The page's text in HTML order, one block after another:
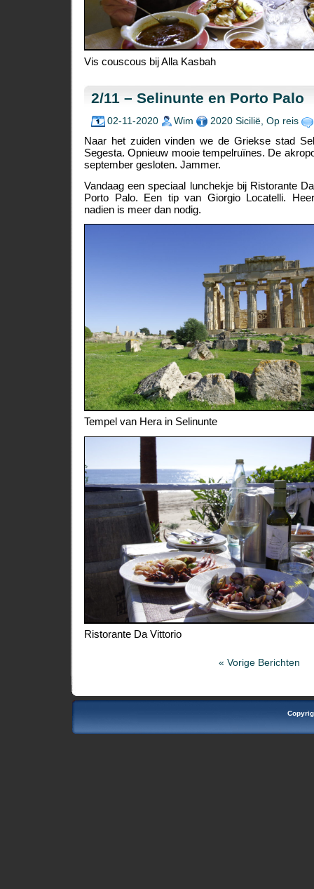
Vis couscous bij Alla Kasbah
2/11 – Selinunte en Porto Palo
02-11-2020 Wim 2020 Sicilië, Op reis
Naar het zuiden vinden we de Griekse stad
Segesta. Opnieuw mooie tempelruïnes. De
september gesloten. Jammer.
Vandaag een speciaal lunchekje bij Ristorante
Porto Palo. Een tip van Giorgio Locatelli.
nadien is meer dan nodig.
Tempel van Hera in Selinunte
Ristorante Da Vittorio
« Vorige Berichten